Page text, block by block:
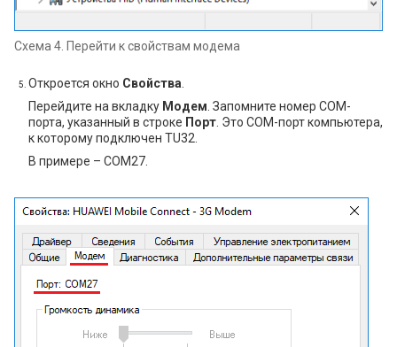
Схема 4. Перейти к свойствам модема
Откроется окно Свойства
Перейдите на вкладку Модем . Запомните номер COM-
порта, указанный в строке Порт . Это COM-порт компьютера,
к которому подключен TU32.
В примере – COM27.